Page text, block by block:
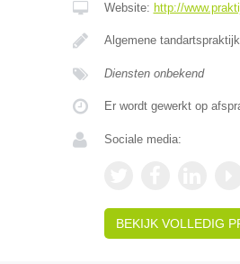
Website: http://
Algemene
Diensten onbekend
Er wordt gewerkt op
Sociale media:
BEKIJK VOLLEDIG